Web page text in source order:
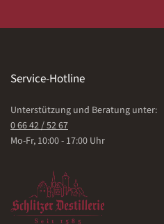
Service-Hotline
Unterstützung und Beratung unter:
0 66 42 / 52 67
Mo-Fr, 10:00 - 17:00 Uhr